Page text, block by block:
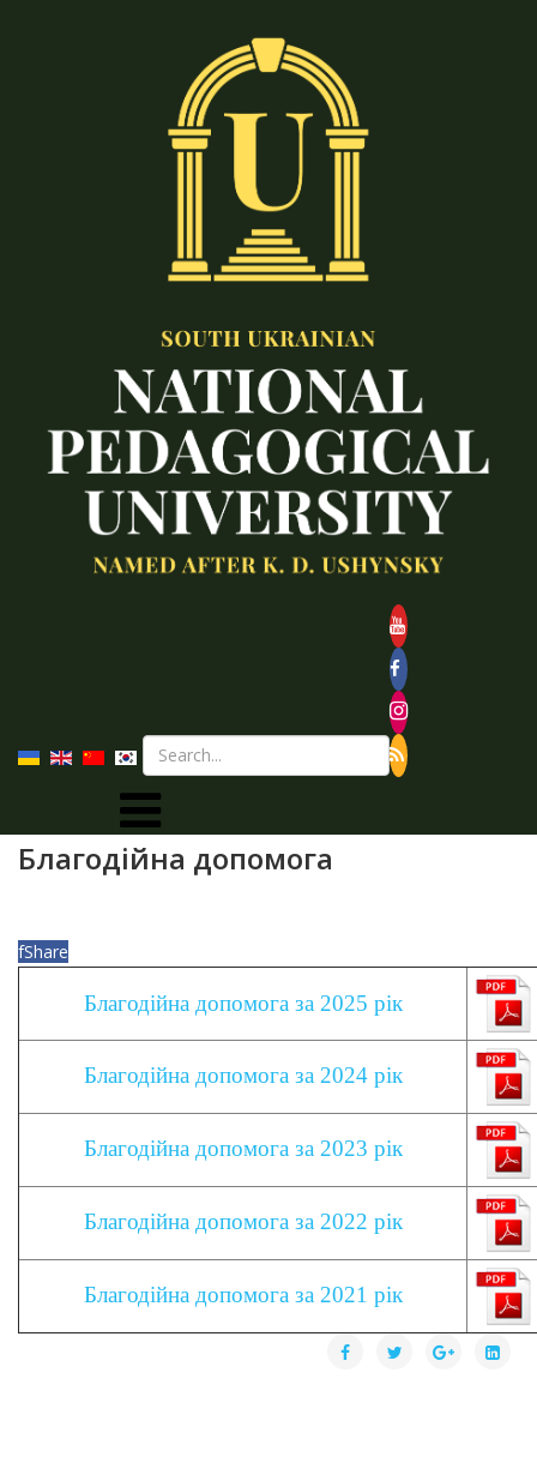
Благодійна допомога
fShare
Благодійна допомога за 2025 рік
Благодійна допомога за 2024 рік
Благодійна допомога за 2023 рік
Благодійна допомога за 2022 рік
Благодійна допомога за 2021 рік